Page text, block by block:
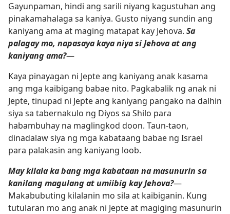
Gayunpaman, hindi ang sarili niyang kagustuhan ang
pinakamahalaga sa kaniya. Gusto niyang sundin ang
kaniyang ama at maging matapat kay Jehova. Sa
palagay mo, napasaya kaya niya si Jehova at ang
kaniyang ama?​—
Kaya pinayagan ni Jepte ang kaniyang anak kasama
ang mga kaibigang babae nito. Pagkabalik ng anak ni
Jepte, tinupad ni Jepte ang kaniyang pangako na dalhin
siya sa tabernakulo ng Diyos sa Shilo para
habambuhay na maglingkod doon. Taun-taon,
dinadalaw siya ng mga kabataang babae ng Israel
para palakasin ang kaniyang loob.
May kilala ka bang mga kabataan na masunurin sa
kanilang magulang at umiibig kay Jehova?​—
Makabubuting kilalanin mo sila at kaibiganin. Kung
tutularan mo ang anak ni Jepte at magiging masunurin